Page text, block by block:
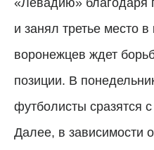
и занял третье место
воронежцев ждет
позиции. В
футболисты сразятся
Далее, в зависимости